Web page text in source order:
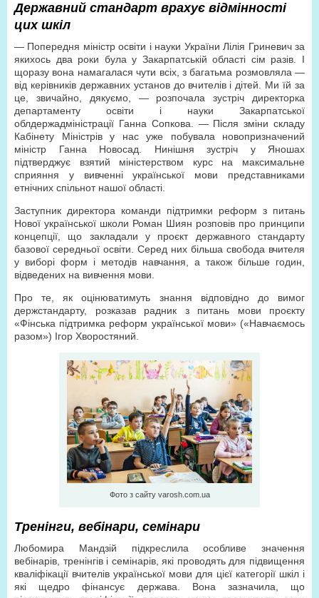
Державний стандарт врахує відмінності
цих шкіл
— Попередня міністр освіти і науки України Лілія Гриневич за
якихось два роки була у Закарпатській області сім разів. І
щоразу вона намагалася чути всіх, з багатьма розмовляла —
від керівників державних установ до вчителів і дітей. Ми їй за
це, звичайно, дякуємо, — розпочала зустріч директорка
департаменту освіти і науки Закарпатської
облдержадміністрації Ганна Сопкова. — Після зміни складу
Кабінету Міністрів у нас уже побувала новопризначений
міністр Ганна Новосад. Нинішня зустріч у Яношах
підтверджує взятий міністерством курс на максимальне
сприяння у вивченні української мови представниками
етнічних спільнот нашої області.
Заступник директора команди підтримки реформ з питань
Нової української школи Роман Шиян розповів про принципи
концепції, що закладали у проєкт державного стандарту
базової середньої освіти. Серед них більша свобода вчителя
у виборі форм і методів навчання, а також більше годин,
відведених на вивчення мови.
Про те, як оцінюватимуть знання відповідно до вимог
держстандарту, розказав радник з питань мови проєкту
«Фінська підтримка реформ української мови» («Навчаємось
разом») Ігор Хворостяний.
Фото з сайту varosh.com.ua
Тренінги, вебінари, семінари
Любомира Мандзій підкреслила особливе значення
вебінарів, тренінгів і семінарів, які проводять для підвищення
кваліфікації вчителів української мови для цієї категорії шкіл і
які щедро фінансує держава. Вона зазначила, що